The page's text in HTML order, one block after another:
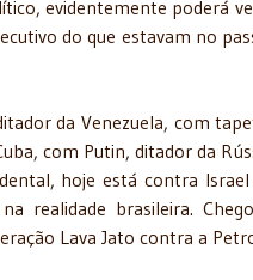
evidentemente poderá
do que estavam no
da Venezuela, com
com Putin, ditador da
hoje está contra
realidade brasileira.
Lava Jato contra a